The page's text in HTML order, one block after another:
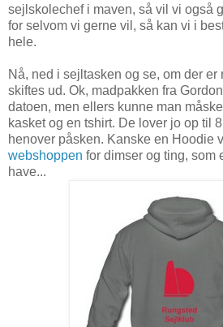
sejlskolechef i maven, så vil vi også
for selvom vi gerne vil, så kan vi i
hele.
Nå, ned i sejltasken og se, om der
skiftes ud. Ok, madpakken fra
datoen, men ellers kunne man
kasket og en tshirt. De lover jo op til
henover påsken. Kanske en Hoodie
webshoppen for dimser og ting, som
have...